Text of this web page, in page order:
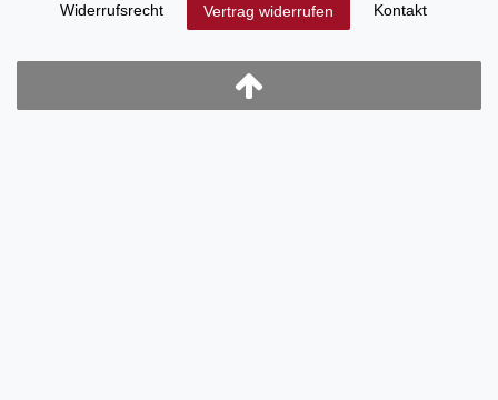
Widerrufs­recht Vertrag widerrufen Kontakt